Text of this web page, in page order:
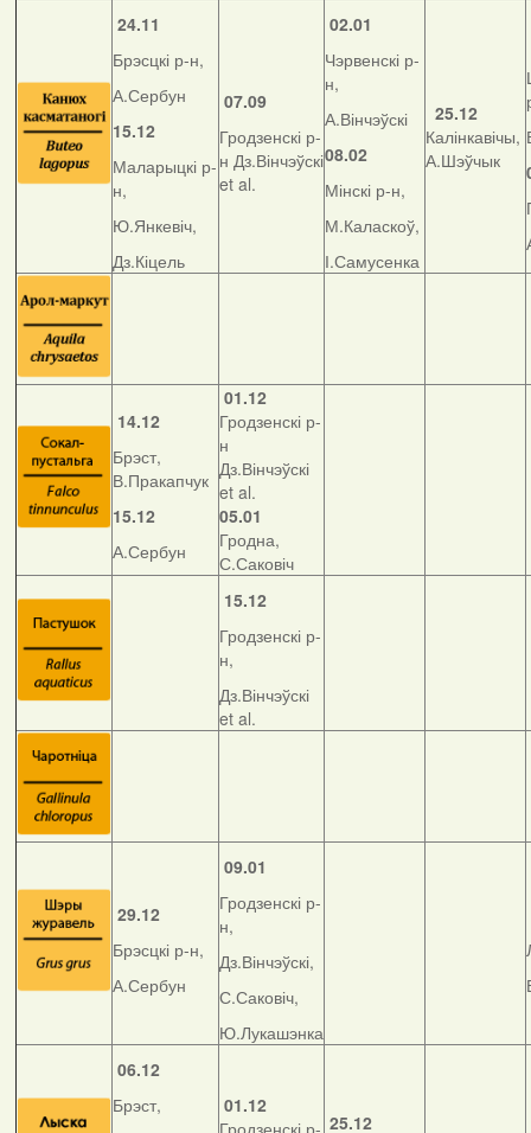
24.11
Брэсцкі р-н,
А.Сербун
15.12
Маларыцкі р-
н,
Ю.Янкевіч,
Дз.Кіцель
07.09
Гродзенскі р-
н Дз.Вінчэўскі
et al.
02.01
Чэрвенскі р-
н,
А.Вінчэўскі
08.02
Мінскі р-н,
М.Каласкоў,
І.Самусенка
25.12
Калінкавічы,
А.Шэўчык
14.12
Брэст,
В.Пракапчук
15.12
А.Сербун
01.12
Гродзенскі р-
н
Дз.Вінчэўскі
et al.
05.01
Гродна,
С.Саковіч
15.12
Гродзенскі р-
н,
Дз.Вінчэўскі
et al.
29.12
Брэсцкі р-н,
А.Сербун
09.01
Гродзенскі р-
н,
Дз.Вінчэўскі,
С.Саковіч,
Ю.Лукашэнка
06.12
Брэст,
01.12
Гродзенскі р- 25.12